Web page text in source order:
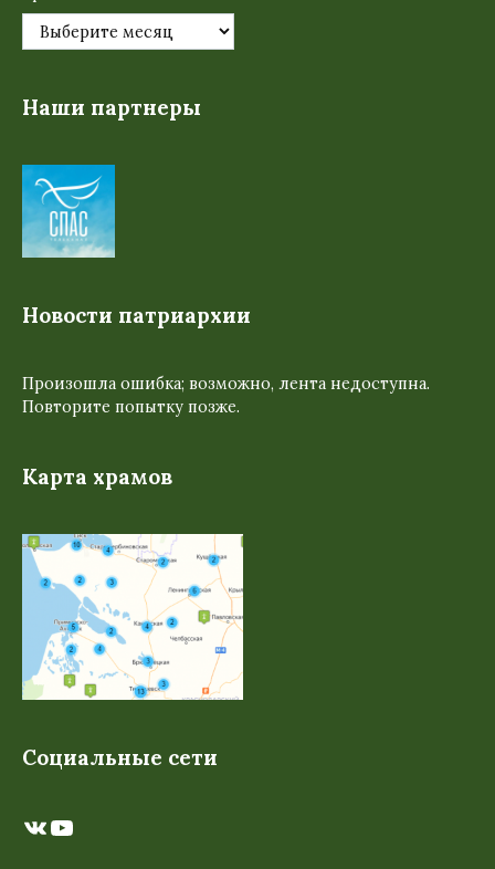
Наши партнеры
Новости патриархии
Произошла ошибка; возможно, лента недоступна.
Повторите попытку позже.
Карта храмов
Социальные сети
ВКонтакте
YouTube